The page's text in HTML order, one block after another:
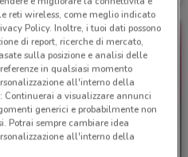
reti wireless, come meglio indicato
Policy. Inoltre, i tuoi dati possono
di report, ricerche di mercato,
sulla posizione e analisi delle
in qualsiasi momento
all'interno della
Continuerai a visualizzare annunci
generici e probabilmente non
Potrai sempre cambiare idea
all'interno della